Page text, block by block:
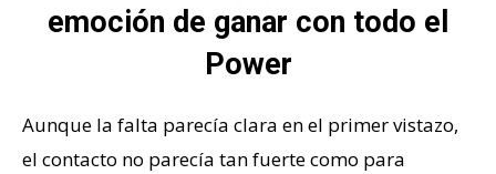
emoción de ganar con todo el
Power
Aunque la falta parecía clara en el primer vistazo,
el contacto no parecía tan fuerte como para